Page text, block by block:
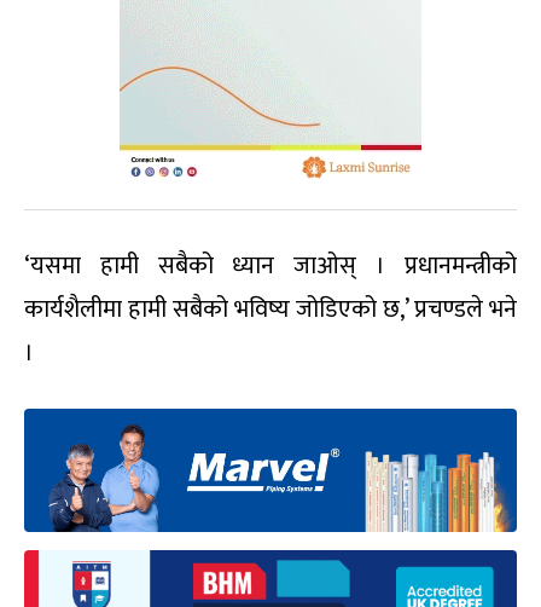
‘यसमा हामी सबैको ध्यान जाओस् । प्रधानमन्त्रीको
कार्यशैलीमा हामी सबैको भविष्य जोडिएको छ,’ प्रचण्डले भने
।